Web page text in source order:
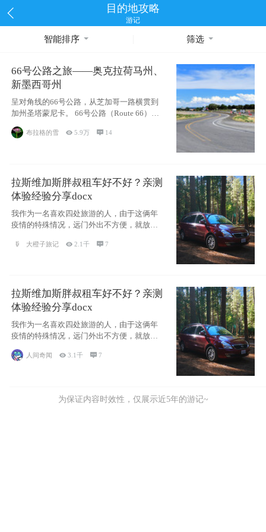
目的地攻略
游记
智能排序 筛选
66号公路之旅——奥克拉荷马州、
新墨西哥州
呈对角线的66号公路，从芝加哥一路横贯到
加州圣塔蒙尼卡。 66号公路（Route 66），
被美国人
布拉格的雪  5.9万  14
拉斯维加斯胖叔租车好不好？亲测
体验经验分享docx
我作为一名喜欢四处旅游的人，由于这俩年
疫情的特殊情况，远门外出不方便，就放弃
大橙子旅记 2.1千 7
拉斯维加斯胖叔租车好不好？亲测
体验经验分享docx
我作为一名喜欢四处旅游的人，由于这俩年
疫情的特殊情况，远门外出不方便，就放弃
了去美国
人间奇闻 3.1千 7
为保证内容时效性，仅展示近5年的游记~